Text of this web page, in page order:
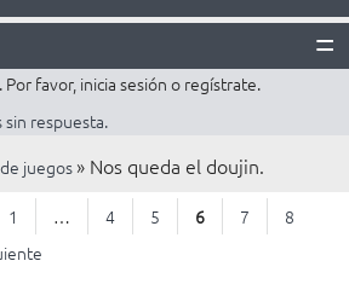
Por favor, inicia sesión o regístrate.
sin respuesta.
juegos » Nos queda el doujin.
1 … 4 5 6 7
8